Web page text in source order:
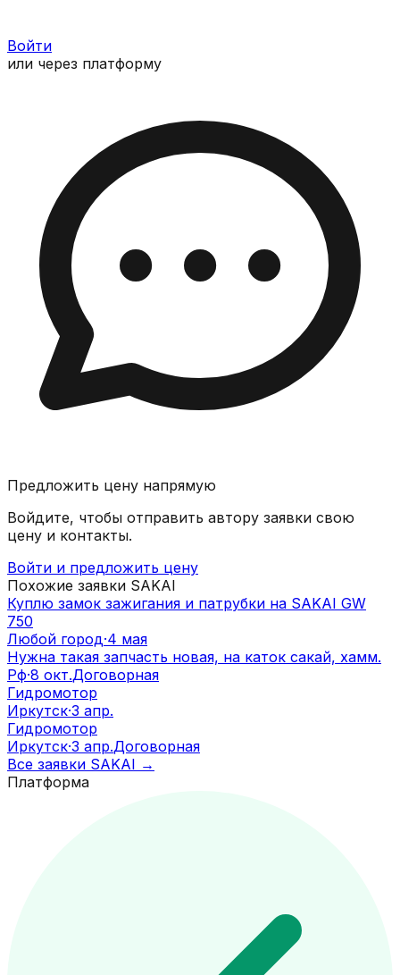
Войти
или через платформу
Предложить цену напрямую
Войдите, чтобы отправить автору заявки свою
цену и контакты.
Войти и предложить цену
Похожие заявки SAKAI
Куплю замок зажигания и патрубки на SAKAI GW
750
Любой город·4 мая
Нужна такая запчасть новая, на каток сакай, хамм.
Рф·8 окт.Договорная
Гидромотор
Иркутск·3 апр.
Гидромотор
Иркутск·3 апр.Договорная
Все заявки SAKAI →
Платформа